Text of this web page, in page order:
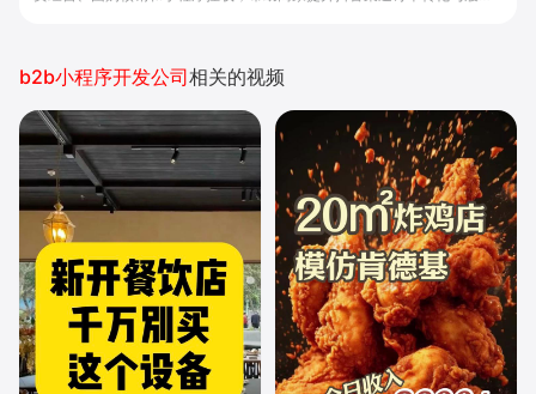
b2b小程序开发公司相关的视频